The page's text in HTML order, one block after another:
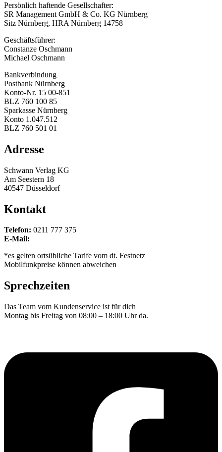
Persönlich haftende Gesellschafter:
SR Management GmbH & Co. KG Nürnberg
Sitz Nürnberg, HRA Nürnberg 14758
Geschäftsführer:
Constanze Oschmann
Michael Oschmann
Bankverbindung
Postbank Nürnberg
Konto-Nr. 15 00-851
BLZ 760 100 85
Sparkasse Nürnberg
Konto 1.047.512
BLZ 760 501 01
Adresse
Schwann Verlag KG
Am Seestern 18
40547 Düsseldorf
Kontakt
Telefon: 0211 777 375
E-Mail:
*es gelten ortsübliche Tarife vom dt. Festnetz
Mobilfunkpreise können abweichen
Sprechzeiten
Das Team vom Kundenservice ist für dich
Montag bis Freitag von 08:00 – 18:00 Uhr da.